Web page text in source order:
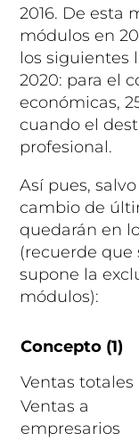
2016. De esta
módulos en
los siguientes
2020: para el
económicas,
cuando el
profesional.
Así pues,
cambio de
quedarán en
(recuerde que
supone la
módulos):
Concepto (1)
Ventas totales
Ventas a
empresarios